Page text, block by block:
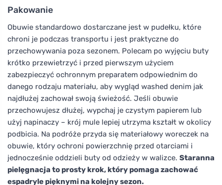
Pakowanie
Obuwie standardowo dostarczane jest w pudełku, które
chroni je podczas transportu i jest praktyczne do
przechowywania poza sezonem. Polecam po wyjęciu buty
krótko przewietrzyć i przed pierwszym użyciem
zabezpieczyć ochronnym preparatem odpowiednim do
danego rodzaju materiału, aby wygląd washed denim jak
najdłużej zachował swoją świeżość. Jeśli obuwie
przechowujesz dłużej, wypchaj je czystym papierem lub
użyj napinaczy – krój mule lepiej utrzyma kształt w okolicy
podbicia. Na podróże przyda się materiałowy woreczek na
obuwie, który ochroni powierzchnię przed otarciami i
jednocześnie oddzieli buty od odzieży w walizce. Staranna
pielęgnacja to prosty krok, który pomaga zachować
espadryle pięknymi na kolejny sezon.